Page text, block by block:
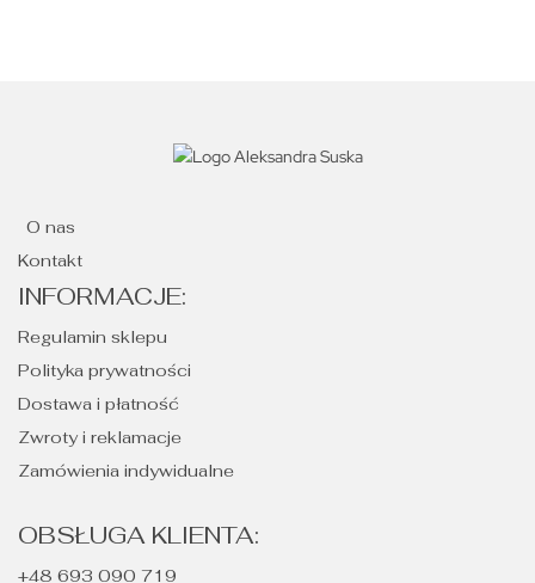
O nas
Kontakt
INFORMACJE:
Regulamin sklepu
Polityka prywatności
Dostawa i płatność
Zwroty i reklamacje
Zamówienia indywidualne
OBSŁUGA KLIENTA:
+48 693 090 719